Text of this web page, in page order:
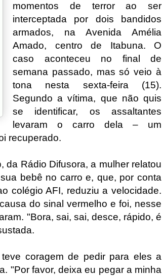
momentos de terror ao ser
interceptada por dois bandidos
armados, na Avenida Amélia
Amado, centro de Itabuna. O
caso aconteceu no final de
semana passado, mas só veio à
tona nesta sexta-feira (15).
Segundo a vítima, que não quis
se identificar, os assaltantes
levaram o carro dela – um
recuperado.
da Rádio Difusora, a mulher relatou
bebê no carro e, que, por conta
colégio AFI, reduziu a velocidade.
do sinal vermelho e foi, nesse
"Bora, sai, sai, desce, rápido, é
coragem de pedir para eles a
"Por favor, deixa eu pegar a minha